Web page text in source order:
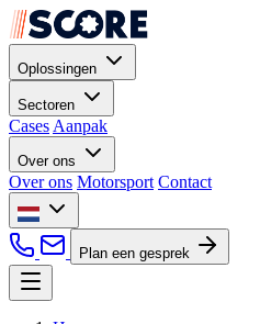
Oplossingen
Sectoren
Cases Aanpak
Over ons
Over ons Motorsport Contact
Plan een gesprek